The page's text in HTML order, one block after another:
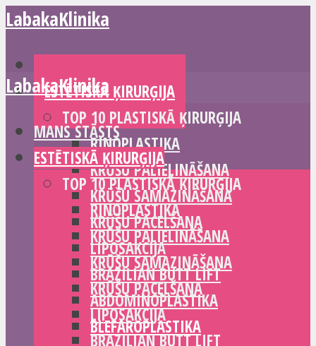
LabakaKlinika
ESTĒTISKĀ ĶIRURĢIJA
TOP 10 PLASTISKĀ ĶIRURĢIJA
RINOPLASTIKA
KRŪŠU PALIELINĀŠANA
KRŪŠU SAMAZINĀŠANA
KRŪŠU PACELŠANA
LIPOSAKCIJA
BRAZILIAN BUTT LIFT
ABDOMINOPLASTIKA
BLEFAROPLASTIKA
LabakaKlinika
MANS STĀSTS
ESTĒTISKĀ ĶIRURĢIJA
TOP 10 PLASTISKĀ ĶIRURĢIJA
RINOPLASTIKA
KRŪŠU PALIELINĀŠANA
KRŪŠU SAMAZINĀŠANA
KRŪŠU PACELŠANA
LIPOSAKCIJA
BRAZILIAN BUTT LIFT